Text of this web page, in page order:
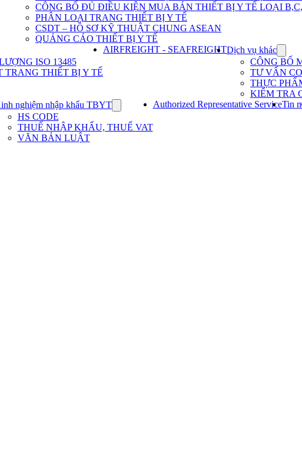
vụ
nhập
khẩu
TBYT
CÔNG BỐ ĐỦ ĐIỀU KIỆN MUA BÁN THIẾT BỊ Y TẾ LOẠI
PHÂN LOẠI TRANG THIẾT BỊ Y TẾ
CSDT – HỒ SƠ KỸ THUẬT CHUNG ASEAN
QUẢNG CÁO THIẾT BỊ Y TẾ
ISO 13485
THIẾT BỊ Y TẾ
AIRFREIGHT - SEAFREIGHTDịch vụ khác
for
Dịch
vụ
khác
CÔNG BỐ
TƯ VẤN
THỰC
KIỂM TRA
nghiệm nhập khẩu TBYT
submenu
for
Kinh
HS CODE
THUẾ NHẬP KHẨU, THUẾ VAT
VĂN BẢN LUẬT
Authorized Representative ServiceTin